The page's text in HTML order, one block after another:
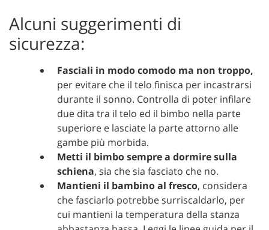
Alcuni suggerimenti di
sicurezza:
Fasciali in modo comodo ma non troppo,
per evitare che il telo finisca per incastrarsi
durante il sonno. Controlla di poter infilare
due dita tra il telo ed il bimbo nella parte
superiore e lasciate la parte attorno alle
gambe più morbida.
Metti il bimbo sempre a dormire sulla
schiena, sia che sia fasciato che no.
Mantieni il bambino al fresco, considera
che fasciarlo potrebbe surriscaldarlo, per
cui mantieni la temperatura della stanza